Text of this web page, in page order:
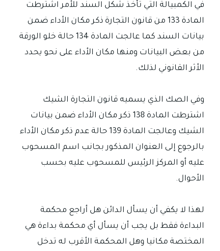
في الكمبيالة التي تأخذ شكل السند للأمر اشترطت
المادة 133 من قانون التجارة ذكر مكان الأداء ضمن
بيانات السند كما عالجت المادة 134 حالة خلو الورقة
من بعض البيانات ومنها مكان الأداء على نحو يحدد
الأثر القانوني لذلك.
وفي الصك الذي يسميه قانون التجارة الشيك
اشترطت المادة 138 ذكر مكان الأداء ضمن بيانات
الشيك وعالجت المادة 139 حالة عدم ذكر مكان الأداء
بالرجوع إلى العنوان المذكور بجانب اسم المسحوب
عليه أو المركز الرئيس للمسحوب عليه بحسب
الأحوال.
لهذا لا يكفي أن يسأل الدائن هل أراجع محكمة
البداءة فقط بل يجب أن يسأل أي محكمة بداءة هي
المختصة مكانيا وهل المحكمة الأقرب له تدخل